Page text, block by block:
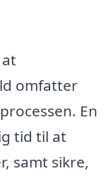
omfatter
En
tid til at
samt sikre,